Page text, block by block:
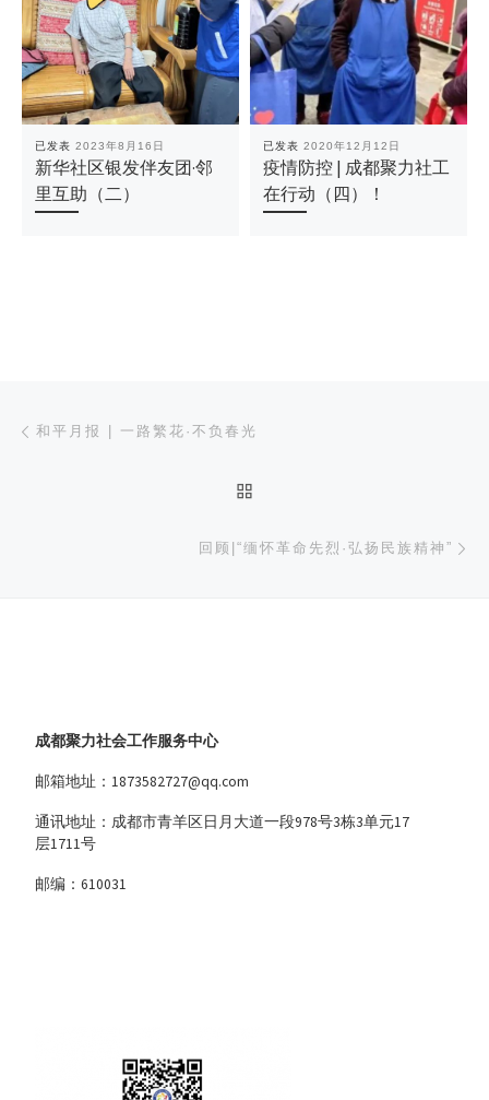
已发表 2023年8月16日
新华社区银发伴友团·邻
里互助（二）
已发表 2020年12月12日
疫情防控 | 成都聚力社工
在行动（四）！
文章导航
和平月报 | 一路繁花·不负春光
回顾|“缅怀革命先烈·弘扬民族精神”
成都聚力社会工作服务中心
邮箱地址：1873582727@qq.com
通讯地址：成都市青羊区日月大道一段978号3栋3单元17
层1711号
邮编：610031